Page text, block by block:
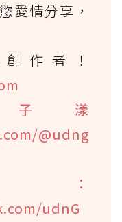
愛情分享，
作者！
漾
@udng
udnG